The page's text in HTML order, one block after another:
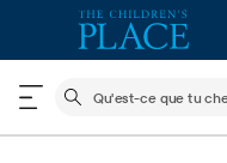
Le champ de